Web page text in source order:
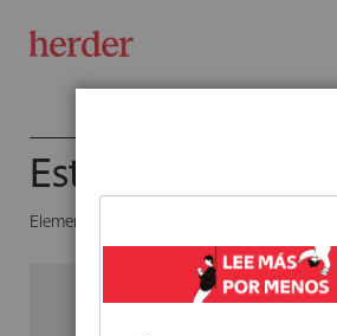
Estudios Hebraicos
Elementos